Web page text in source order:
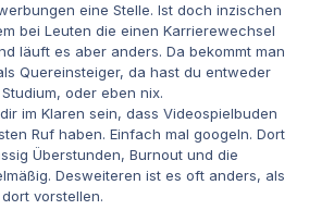
eine Stelle. Ist doch inzischen
bei Leuten die einen Karrierewechsel
läuft es aber anders. Da bekommt man
Quereinsteiger, da hast du entweder
oder eben nix.
im Klaren sein, dass Videospielbuden
Ruf haben. Einfach mal googeln. Dort
Überstunden, Burnout und die
Desweiteren ist es oft anders, als
vorstellen.